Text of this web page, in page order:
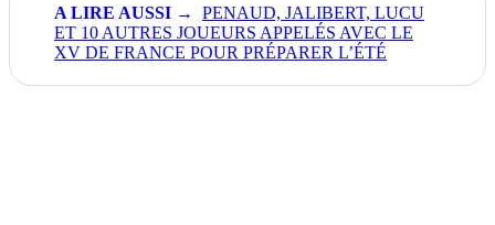
PENAUD, JALIBERT, LUCU
ET 10 AUTRES JOUEURS APPELÉS AVEC LE
XV DE FRANCE POUR PRÉPARER L’ÉTÉ